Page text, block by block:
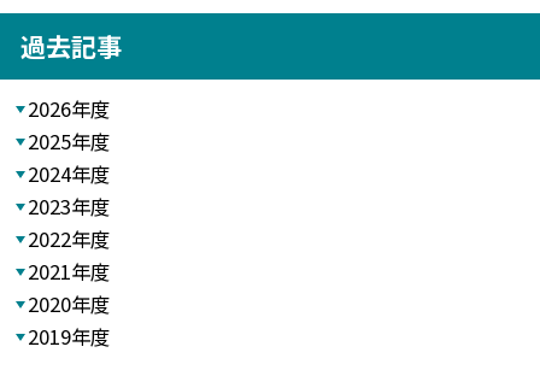
過去記事
2026年度
2025年度
2024年度
2023年度
2022年度
2021年度
2020年度
2019年度